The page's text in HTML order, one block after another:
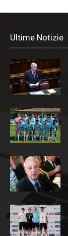
Ultime Notizie